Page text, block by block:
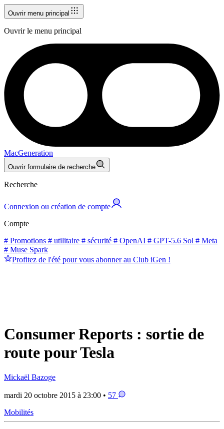
Ouvrir menu principal
Ouvrir le menu principal
MacGeneration
Ouvrir formulaire de recherche
Recherche
Connexion ou création de compte
Compte
# Promotions # utilitaire # sécurité # OpenAI # GPT-5.6 Sol # Meta
# Muse Spark
Profitez de l'été pour vous abonner au Club iGen !
Consumer Reports : sortie de
route pour Tesla
Mickaël Bazoge
mardi 20 octobre 2015 à 23:00 • 57
Mobilités